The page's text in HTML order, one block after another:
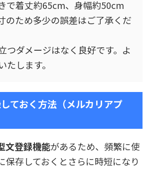
で着丈約65cm、身幅約50cm
のため多少の誤差はご了承くだ
つダメージはなく良好です。よ
たします。
ておく方法（メルカリアプ
文登録機能があるため、頻繁に使
保存しておくとさらに時短になり